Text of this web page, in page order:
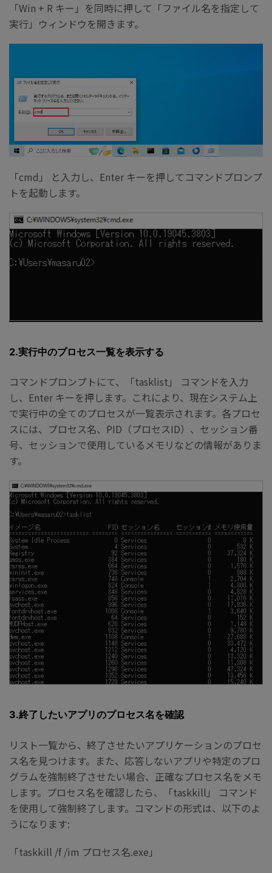
「Win + R キー」を同時に押して「ファイル名を指定して
実行」ウィンドウを開きます。
「cmd」 と入力し、Enter キーを押してコマンドプロンプ
トを起動します。
2.実行中のプロセス一覧を表示する
コマンドプロンプトにて、「tasklist」 コマンドを入力
し、Enter キーを押します。これにより、現在システム上
で実行中の全てのプロセスが一覧表示されます。各プロセ
スには、プロセス名、PID（プロセスID）、セッション番
号、セッションで使用しているメモリなどの情報がありま
す。
3.終了したいアプリのプロセス名を確認
リスト一覧から、終了させたいアプリケーションのプロセ
ス名を見つけます。また、応答しないアプリや特定のプロ
グラムを強制終了させたい場合、正確なプロセス名をメモ
します。プロセス名を確認したら、「taskkill」 コマンド
を使用して強制終了します。コマンドの形式は、以下のよ
うになります:
「taskkill /f /im プロセス名.exe」